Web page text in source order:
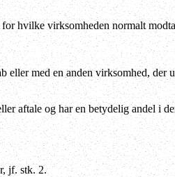
hvilke virksomheden normalt
eller med en anden virksomhed, der
aftale og har en betydelig andel i
jf. stk. 2.